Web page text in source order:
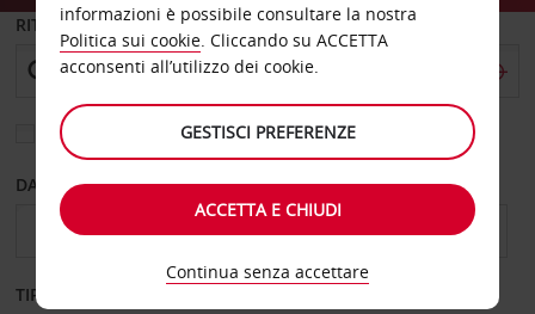
RITIRO DA
Scegli una località di riconsegna diversa
DAL GIORNO AL GIORNO
TIPOLOGIA DI NOLEGGIO
informazioni è possibile consultare la nostra
Politica sui cookie. Cliccando su ACCETTA
acconsenti all’utilizzo dei cookie.
GESTISCI PREFERENZE
ACCETTA E CHIUDI
Continua senza accettare